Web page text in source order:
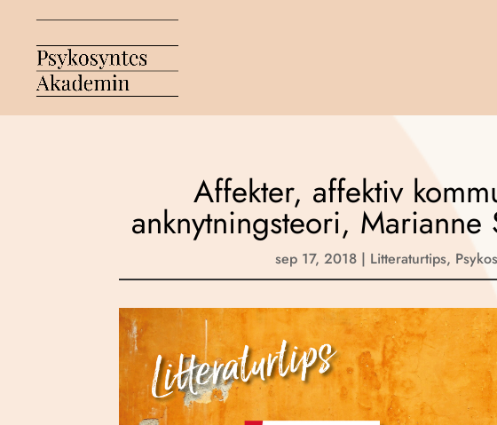
Affekter, affektiv
anknytningsteori, Marianne
sep 17, 2018| Litteraturtips,